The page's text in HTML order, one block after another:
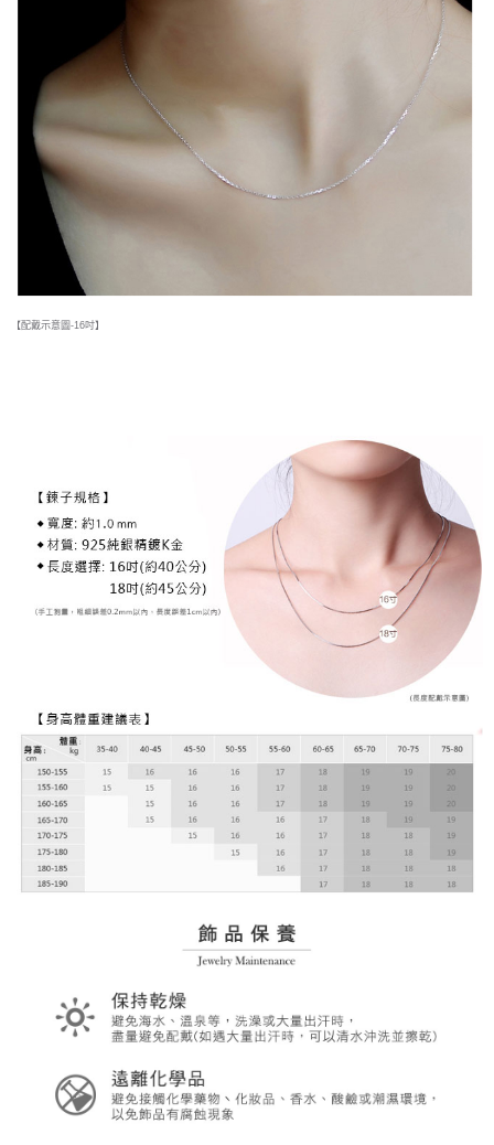
請求用戶進行身份認證。
５．嚴禁一人註冊多個帳號或使用他人資訊註冊。若發現惡意使用之情形，
恩沛科技股份有限公司將有權停止該用戶之使用額度並採取法律行動。
國家/地區配送 查看運費
【配戴示意圖-16吋】